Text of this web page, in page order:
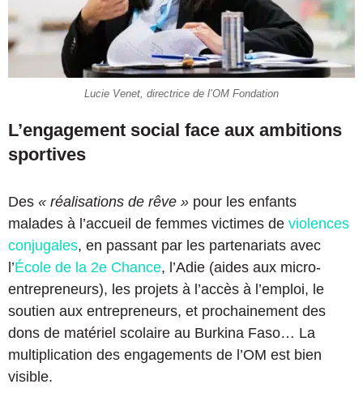
Lucie Venet, directrice de l’OM Fondation
L’engagement social face aux ambitions
sportives
Des « réalisations de rêve » pour les enfants
malades à l’accueil de femmes victimes de violences
conjugales, en passant par les partenariats avec
l’École de la 2e Chance, l’Adie (aides aux micro-
entrepreneurs), les projets à l’accès à l’emploi, le
soutien aux entrepreneurs, et prochainement des
dons de matériel scolaire au Burkina Faso… La
multiplication des engagements de l’OM est bien
visible.